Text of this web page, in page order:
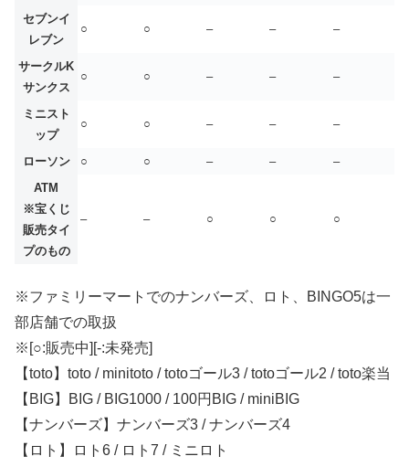
セブンイ
レブン
○ ○ – – –
サークルK
サンクス
○ ○ – – –
ミニスト
ップ
○ ○ – – –
ローソン ○ ○ – –
–
ATM
※宝くじ
販売タイ
プのもの
– – ○ ○ ○
※ファミリーマートでのナンバーズ、ロト、BINGO5は一
部店舗での取扱
※[○:販売中][-:未発売]
【toto】toto / minitoto / totoゴール3 / totoゴール2 / toto楽当
【BIG】BIG / BIG1000 / 100円BIG / miniBIG
【ナンバーズ】ナンバーズ3 / ナンバーズ4
【ロト】ロト6 / ロト7 / ミニロト